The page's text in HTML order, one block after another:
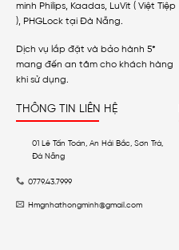
minh Philips, Kaadas, LuVit ( Việt Tiệp
), PHGLock tại Đà Nẵng.
Dịch vụ lắp đặt và bảo hành 5*
mang đến an tâm cho khách hàng
khi sử dụng.
THÔNG TIN LIÊN HỆ
01 Lê Tấn Toán, An Hải Bắc, Sơn Trà,
Đà Nẵng
0779.43.7999
Hmgnhathongminh@gmail.com